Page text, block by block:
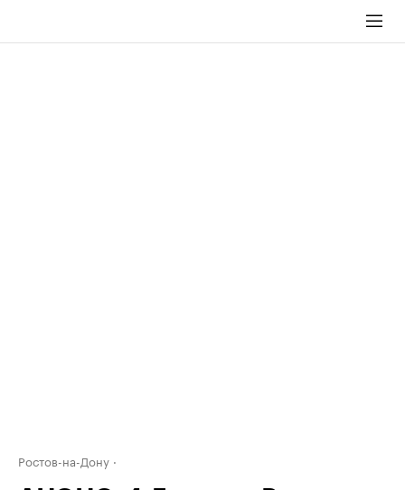
Ростов-на-Дону